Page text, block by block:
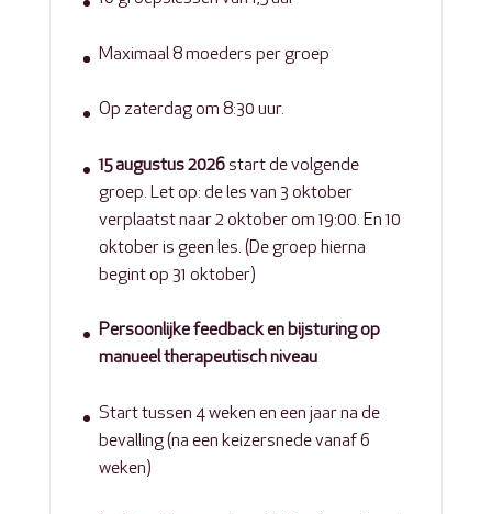
Maximaal 8 moeders per groep
Op zaterdag om 8:30 uur.
15 augustus 2026start de volgende
groep. Let op: de les van 3 oktober
verplaatst naar 2 oktober om 19:00. En 10
oktober is geen les. (De groep hierna
begint op 31 oktober)
Persoonlijke feedback en bijsturing op
manueel therapeutisch niveau
Start tussen 4 weken en een jaar na de
bevalling (na een keizersnede vanaf 6
weken)